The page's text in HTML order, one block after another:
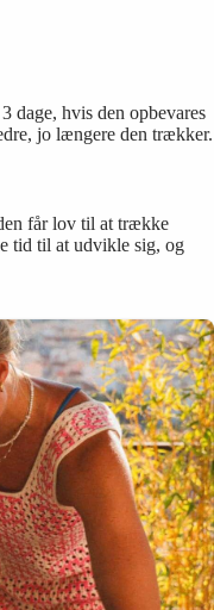
dage, hvis den opbevares
jo længere den trækker.
får lov til at trække
tid til at udvikle sig, og